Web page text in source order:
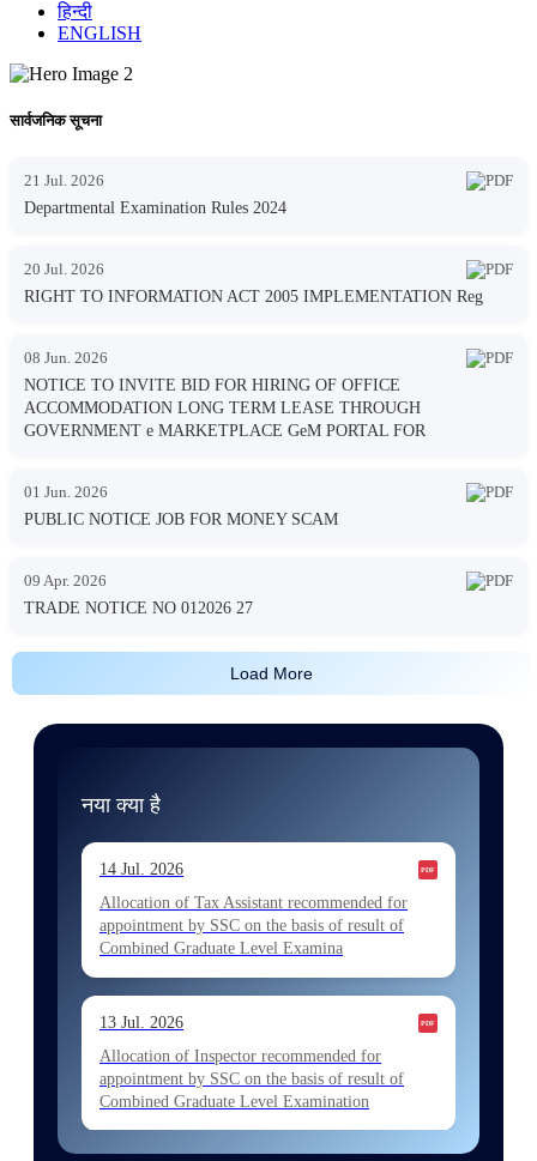
हिन्दी
ENGLISH
सार्वजनिक सूचना
21 Jul. 2026
Departmental Examination Rules 2024
20 Jul. 2026
RIGHT TO INFORMATION ACT 2005 IMPLEMENTATION Reg
08 Jun. 2026
NOTICE TO INVITE BID FOR HIRING OF OFFICE
ACCOMMODATION LONG TERM LEASE THROUGH
GOVERNMENT e MARKETPLACE GeM PORTAL FOR
01 Jun. 2026
PUBLIC NOTICE JOB FOR MONEY SCAM
09 Apr. 2026
TRADE NOTICE NO 012026 27
Load More
नया क्या है
14 Jul. 2026
Allocation of Tax Assistant recommended for
appointment by SSC on the basis of result of
Combined Graduate Level Examina
13 Jul. 2026
Allocation of Inspector recommended for
appointment by SSC on the basis of result of
Combined Graduate Level Examination